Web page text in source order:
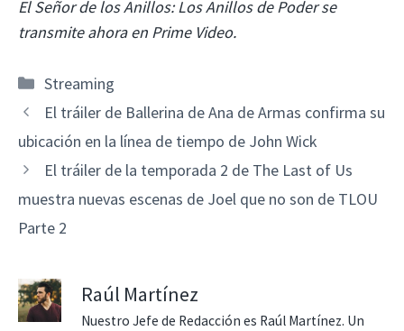
El Señor de los Anillos: Los Anillos de Poder se
transmite ahora en Prime Video.
Categorías
Streaming
El tráiler de Ballerina de Ana de Armas confirma su
ubicación en la línea de tiempo de John Wick
El tráiler de la temporada 2 de The Last of Us
muestra nuevas escenas de Joel que no son de TLOU
Parte 2
Raúl Martínez
Nuestro Jefe de Redacción es Raúl Martínez. Un